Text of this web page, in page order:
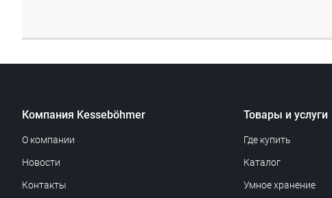
Компания Kesseböhmer
О компании
Новости
Контакты
Товары и услуги
Где купить
Каталог
Умное хранение